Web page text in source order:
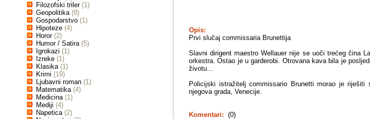
Filozofski triler (1)
Geopolitika (8)
Gospodarstvo (1)
Hipoteze (4)
Horor (2)
Humor / Satira (5)
Igrokazi (1)
Izreke (1)
Klasika (1)
Krimi (19)
Ljubavni roman (1)
Matematika (4)
Medicina (1)
Mediji (4)
Napetica (2)
Opis:
Prvi slučaj commissaria Brunettija
Slavni dirigent maestro Wellauer nije se uoči trećeg čina
orkestra. Ostao je u garderobi. Otrovana kava bila je
životu…
Policijski istražitelj commissario Brunetti morao je
njegova grada, Venecije.
Komentari: (0)